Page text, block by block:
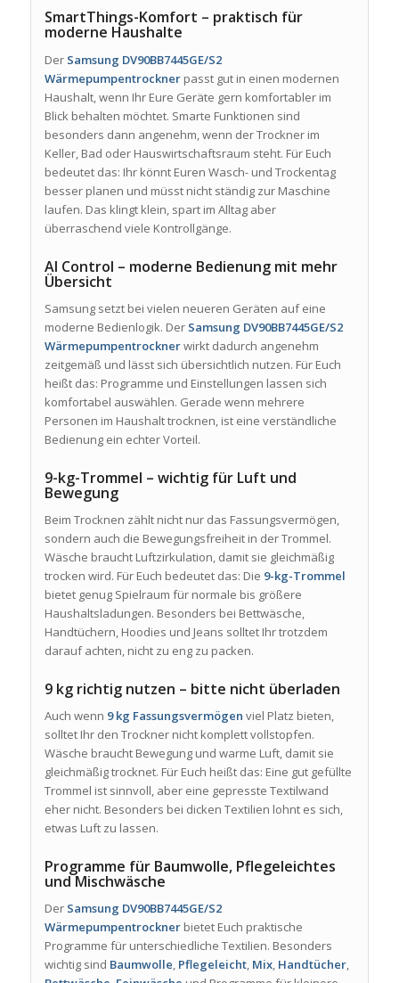
SmartThings-Komfort – praktisch für
moderne Haushalte
Der Samsung DV90BB7445GE/S2
Wärmepumpentrocknerpasst gut in einen modernen
Haushalt, wenn Ihr Eure Geräte gern komfortabler im
Blick behalten möchtet. Smarte Funktionen sind
besonders dann angenehm, wenn der Trockner im
Keller, Bad oder Hauswirtschaftsraum steht. Für Euch
bedeutet das: Ihr könnt Euren Wasch- und Trockentag
besser planen und müsst nicht ständig zur Maschine
laufen. Das klingt klein, spart im Alltag aber
überraschend viele Kontrollgänge.
AI Control – moderne Bedienung mit mehr
Übersicht
Samsung setzt bei vielen neueren Geräten auf eine
moderne Bedienlogik. Der Samsung DV90BB7445GE/S2
Wärmepumpentrocknerwirkt dadurch angenehm
zeitgemäß und lässt sich übersichtlich nutzen. Für Euch
heißt das: Programme und Einstellungen lassen sich
komfortabel auswählen. Gerade wenn mehrere
Personen im Haushalt trocknen, ist eine verständliche
Bedienung ein echter Vorteil.
9-kg-Trommel – wichtig für Luft und
Bewegung
Beim Trocknen zählt nicht nur das Fassungsvermögen,
sondern auch die Bewegungsfreiheit in der Trommel.
Wäsche braucht Luftzirkulation, damit sie gleichmäßig
trocken wird. Für Euch bedeutet das: Die 9-kg-Trommel
bietet genug Spielraum für normale bis größere
Haushaltsladungen. Besonders bei Bettwäsche,
Handtüchern, Hoodies und Jeans solltet Ihr trotzdem
darauf achten, nicht zu eng zu packen.
9 kg richtig nutzen – bitte nicht überladen
Auch wenn 9 kg Fassungsvermögen viel Platz bieten,
solltet Ihr den Trockner nicht komplett vollstopfen.
Wäsche braucht Bewegung und warme Luft, damit sie
gleichmäßig trocknet. Für Euch heißt das: Eine gut gefüllte
Trommel ist sinnvoll, aber eine gepresste Textilwand
eher nicht. Besonders bei dicken Textilien lohnt es sich,
etwas Luft zu lassen.
Programme für Baumwolle, Pflegeleichtes
und Mischwäsche
Der Samsung DV90BB7445GE/S2
Wärmepumpentrocknerbietet Euch praktische
Programme für unterschiedliche Textilien. Besonders
wichtig sind Baumwolle, Pflegeleicht, Mix, Handtücher,